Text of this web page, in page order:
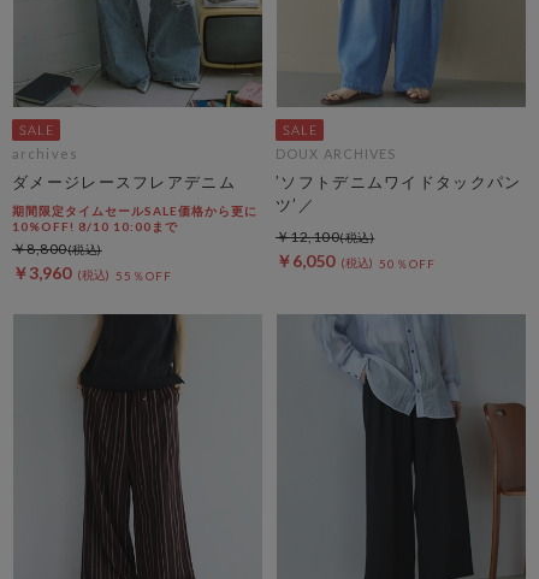
archives
ダメージレースフレアデニム
期間限定タイムセールSALE価格から更に
10%OFF! 8/10 10:00まで
￥3,960 55％OFF
￥8,800
DOUX ARCHIVES
’ソフトデニムワイドタックパン
ツ’／
￥6,050 50％OFF
￥12,100